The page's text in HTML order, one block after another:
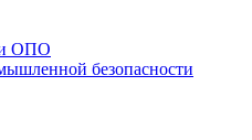
ОПО
безопасности